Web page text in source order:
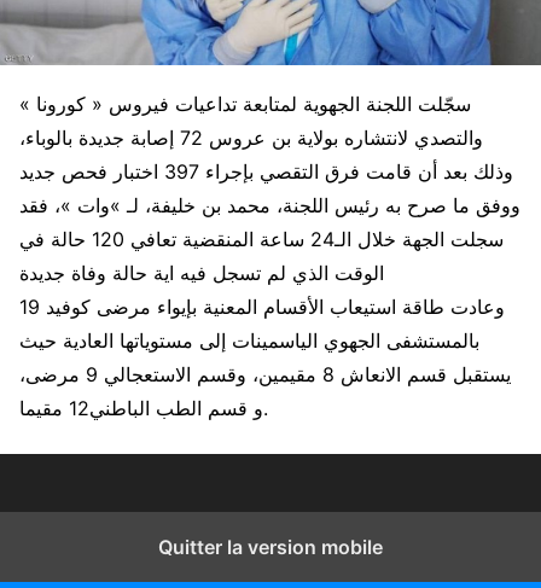
سجّلت اللجنة الجهوية لمتابعة تداعيات فيروس « كورونا »
والتصدي لانتشاره بولاية بن عروس 72 إصابة جديدة بالوباء،
وذلك بعد أن قامت فرق التقصي بإجراء 397 اختبار فحص جديد
ووفق ما صرح به رئيس اللجنة، محمد بن خليفة، لـ »وات »، فقد
سجلت الجهة خلال الـ24 ساعة المنقضية تعافي 120 حالة في
الوقت الذي لم تسجل فيه اية حالة وفاة جديدة
وعادت طاقة استيعاب الأقسام المعنية بإيواء مرضى كوفيد 19
بالمستشفى الجهوي الياسمينات إلى مستوياتها العادية حيث
يستقبل قسم الانعاش 8 مقيمين، وقسم الاستعجالي 9 مرضى،
و قسم الطب الباطني12 مقيما.
Quitter la version mobile